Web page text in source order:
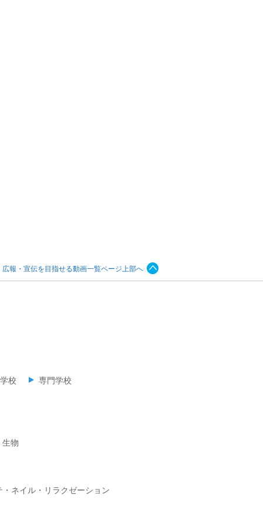
広報・宣伝を目指せる動画一覧ページ上部へ
校
専門学校
生物
・ネイル・リラクゼーション